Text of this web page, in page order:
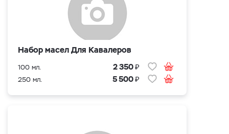
Набор масел Для Кавалеров
100 мл. 2 350₽
250 мл. 5 500₽